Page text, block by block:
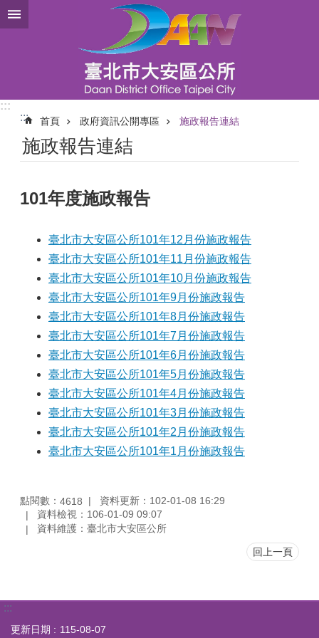
跳到主要內容區塊
:::
:::
首頁 政府資訊公開專區 施政報告連結
施政報告連結
101年度施政報告
臺北市大安區公所101年12月份施政報告
臺北市大安區公所101年11月份施政報告
臺北市大安區公所101年10月份施政報告
臺北市大安區公所101年9月份施政報告
臺北市大安區公所101年8月份施政報告
臺北市大安區公所101年7月份施政報告
臺北市大安區公所101年6月份施政報告
臺北市大安區公所101年5月份施政報告
臺北市大安區公所101年4月份施政報告
臺北市大安區公所101年3月份施政報告
臺北市大安區公所101年2月份施政報告
臺北市大安區公所101年1月份施政報告
點閱數： 4618
資料更新：102-01-08 16:29
資料檢視：106-01-09 09:07
資料維護：臺北市大安區公所
回上一頁
:::
更新日期 115-08-07